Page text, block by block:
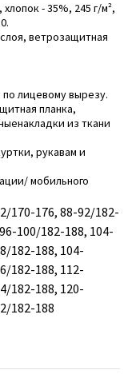
- 35%, 245 г/м²,
ветрозащитная
по лицевому вырезу.
планка,
из ткани
рукавам и
мобильного
170-176, 88-92/182-
100/182-188, 104-
182-188, 104-
182-188, 112-
182-188, 120-
182-188